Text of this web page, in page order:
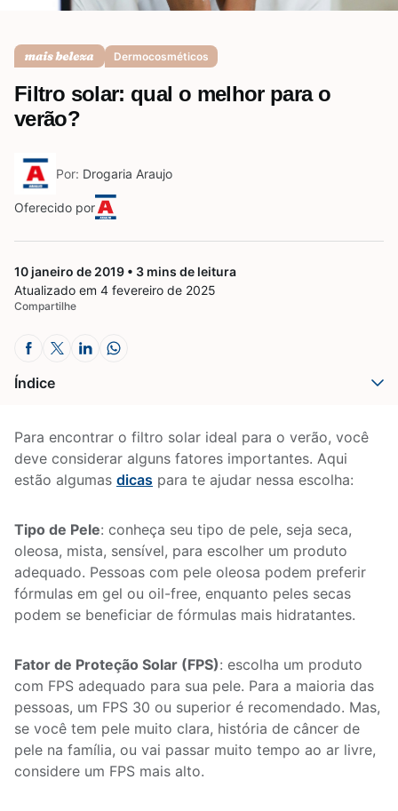
Dermocosméticos
Filtro solar: qual o melhor para o
verão?
Por: Drogaria Araujo
Oferecido por
10 janeiro de 2019 • 3 mins de leitura
Atualizado em 4 fevereiro de 2025
Compartilhe
Índice
Para encontrar o filtro solar ideal para o verão, você
deve considerar alguns fatores importantes. Aqui
estão algumas dicas para te ajudar nessa escolha:
Tipo de Pele: conheça seu tipo de pele, seja seca,
oleosa, mista, sensível, para escolher um produto
adequado. Pessoas com pele oleosa podem preferir
fórmulas em gel ou oil-free, enquanto peles secas
podem se beneficiar de fórmulas mais hidratantes.
Fator de Proteção Solar (FPS): escolha um produto
com FPS adequado para sua pele. Para a maioria das
pessoas, um FPS 30 ou superior é recomendado. Mas,
se você tem pele muito clara, história de câncer de
pele na família, ou vai passar muito tempo ao ar livre,
considere um FPS mais alto.